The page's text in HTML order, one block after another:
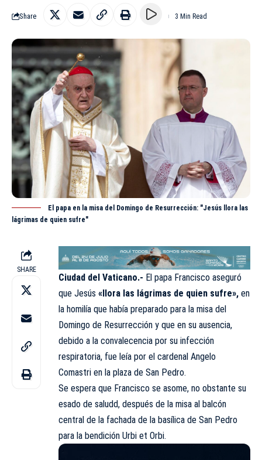
Share 3 Min Read
El papa en la misa del Domingo de Resurrección: "Jesús llora las
lágrimas de quien sufre"
SHARE
Ciudad del Vaticano.- El papa Francisco aseguró
que Jesús «llora las lágrimas de quien sufre», en
la homilía que había preparado para la misa del
Domingo de Resurrección y que en su ausencia,
debido a la convalecencia por su infección
respiratoria, fue leía por el cardenal Angelo
Comastri en la plaza de San Pedro.
Se espera que Francisco se asome, no obstante su
esado de saludd, después de la misa al balcón
central de la fachada de la basílica de San Pedro
para la bendición Urbi et Orbi.